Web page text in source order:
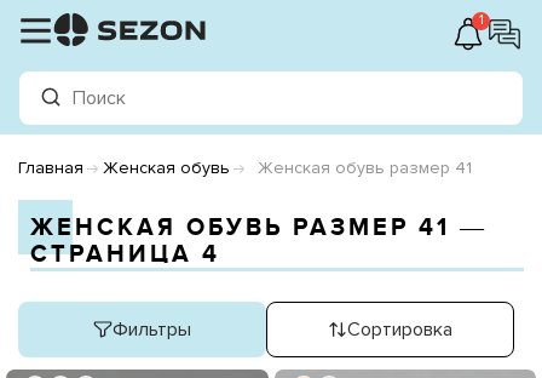
1
Главная Женская обувь Женская обувь размер 41
ЖЕНСКАЯ ОБУВЬ РАЗМЕР 41 ―
СТРАНИЦА 4
Фильтры Сортировка